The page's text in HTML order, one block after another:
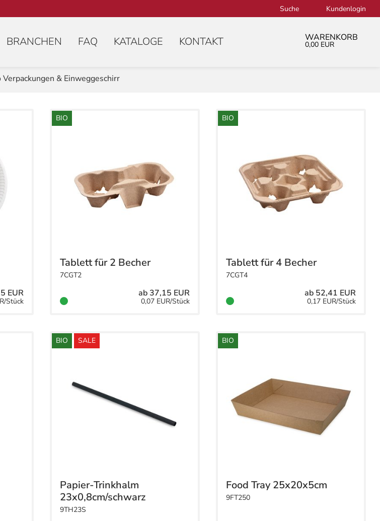
Suche Kundenlogin
BRANCHEN FAQ KATALOGE KONTAKT WARENKORB
0,00 EUR
Verpackungen & Einweggeschirr
EUR
Stück
BIO
Tablett für 2 Becher
7CGT2
ab 37,15 EUR
0,07 EUR/Stück
BIO
Tablett für 4 Becher
7CGT4
ab 52,41 EUR
0,17 EUR/Stück
BIO SALE
Papier-Trinkhalm
23x0,8cm/schwarz
9TH23S
BIO
Food Tray 25x20x5cm
9FT250